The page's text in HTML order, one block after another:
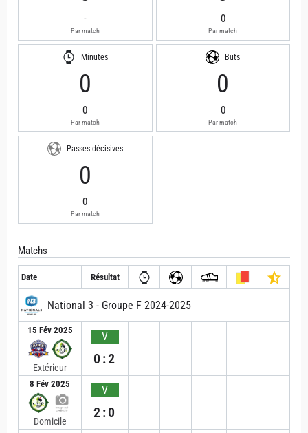
-
Par match
0
Par match
Minutes
0
0
Par match
Buts
0
0
Par match
Passes décisives
0
0
Par match
Matchs
Date Résultat
National 3 - Groupe F 2024-2025
15 Fév 2025
Extérieur
V
0:2
8 Fév 2025
Domicile
V
2:0